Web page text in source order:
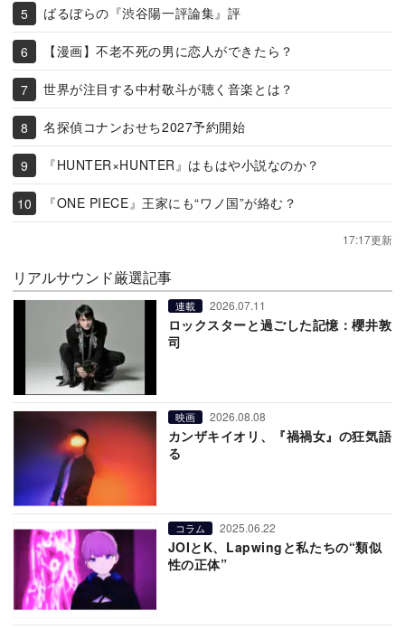
ばるぼらの『渋谷陽一評論集』評
【漫画】不老不死の男に恋人ができたら？
世界が注目する中村敬斗が聴く音楽とは？
名探偵コナンおせち2027予約開始
『HUNTER×HUNTER』はもはや小説なのか？
『ONE PIECE』王家にも“ワノ国”が絡む？
17:17更新
リアルサウンド厳選記事
連載 2026.07.11
ロックスターと過ごした記憶：櫻井敦
司
映画 2026.08.08
カンザキイオリ、『禍禍女』の狂気語
る
コラム 2025.06.22
JOIとK、Lapwingと私たちの“類似
性の正体”